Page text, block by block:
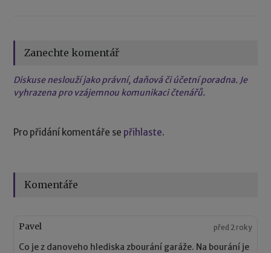
Zanechte komentář
Diskuse neslouží jako právní, daňová či účetní poradna. Je
vyhrazena pro vzájemnou komunikaci čtenářů.
Pro přidání komentáře se přihlaste.
Komentáře
Pavel před 2 roky
Co je z danoveho hlediska zbourání garáže. Na bourání je